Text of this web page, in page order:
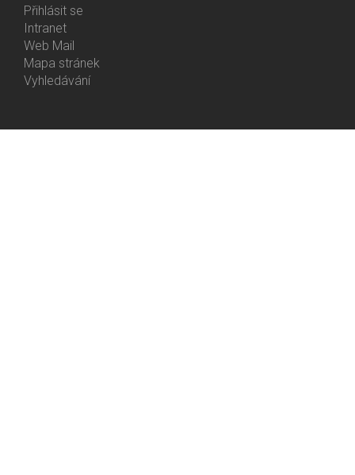
Bottom
Menu
Login
Přihlásit se
Intranet
Web Mail
Mapa stránek
Vyhledávání